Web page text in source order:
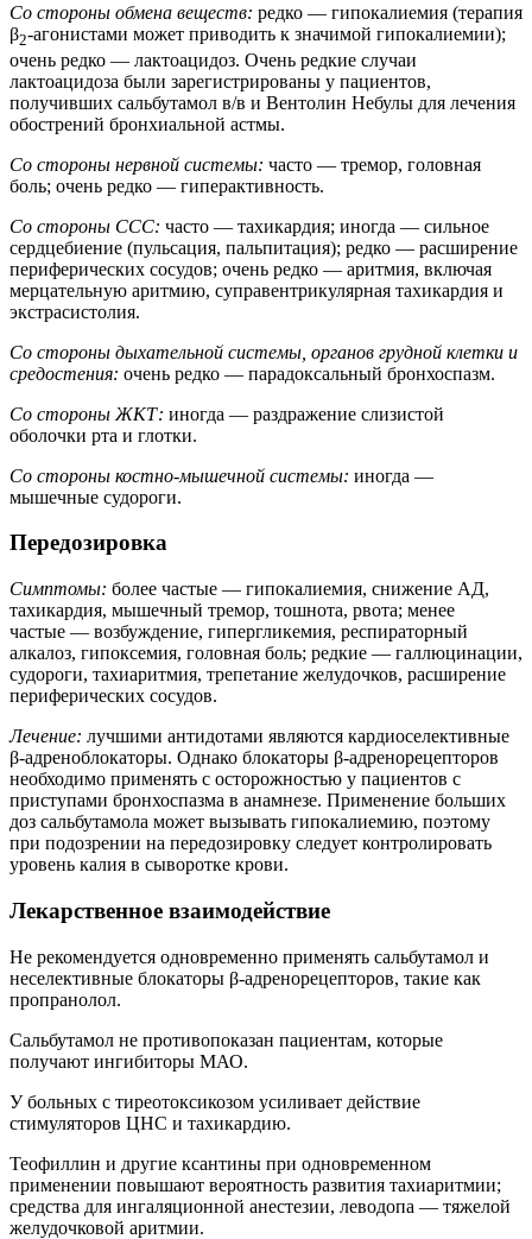
Со стороны обмена веществ: редко — гипокалиемия (терапия
β2-агонистами может приводить к значимой гипокалиемии);
очень редко — лактоацидоз. Очень редкие случаи
лактоацидоза были зарегистрированы у пациентов,
получивших сальбутамол в/в и Вентолин Небулы для лечения
обострений бронхиальной астмы.
Со стороны нервной системы: часто — тремор, головная
боль; очень редко — гиперактивность.
Со стороны ССС: часто — тахикардия; иногда — сильное
сердцебиение (пульсация, пальпитация); редко — расширение
периферических сосудов; очень редко — аритмия, включая
мерцательную аритмию, суправентрикулярная тахикардия и
экстрасистолия.
Со стороны дыхательной системы, органов грудной клетки и
средостения: очень редко — парадоксальный бронхоспазм.
Со стороны ЖКТ: иногда — раздражение слизистой
оболочки рта и глотки.
Со стороны костно-мышечной системы: иногда —
мышечные судороги.
Передозировка
Симптомы: более частые — гипокалиемия, снижение АД,
тахикардия, мышечный тремор, тошнота, рвота; менее
частые — возбуждение, гипергликемия, респираторный
алкалоз, гипоксемия, головная боль; редкие — галлюцинации,
судороги, тахиаритмия, трепетание желудочков, расширение
периферических сосудов.
Лечение: лучшими антидотами являются кардиоселективные
β-адреноблокаторы. Однако блокаторы β-адренорецепторов
необходимо применять с осторожностью у пациентов с
приступами бронхоспазма в анамнезе. Применение больших
доз сальбутамола может вызывать гипокалиемию, поэтому
при подозрении на передозировку следует контролировать
уровень калия в сыворотке крови.
Лекарственное взаимодействие
Не рекомендуется одновременно применять сальбутамол и
неселективные блокаторы β-адренорецепторов, такие как
пропранолол.
Сальбутамол не противопоказан пациентам, которые
получают ингибиторы МАО.
У больных с тиреотоксикозом усиливает действие
стимуляторов ЦНС и тахикардию.
Теофиллин и другие ксантины при одновременном
применении повышают вероятность развития тахиаритмии;
средства для ингаляционной анестезии, леводопа — тяжелой
желудочковой аритмии.